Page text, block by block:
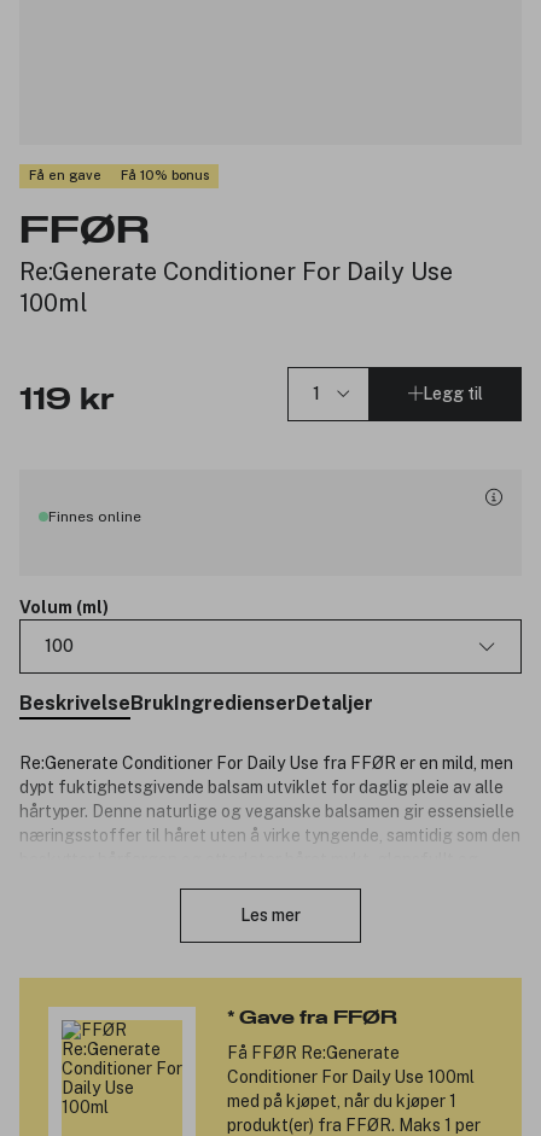
Få en gave Få 10% bonus
FFØR
Re:Generate Conditioner For Daily Use
100ml
119 kr Legg til
Finnes online
Volum (ml)
100
BeskrivelseBrukIngredienserDetaljer
Re:Generate Conditioner For Daily Use fra FFØR er en mild, men
dypt fuktighetsgivende balsam utviklet for daglig pleie av alle
hårtyper. Denne naturlige og veganske balsamen gir essensielle
næringsstoffer til håret uten å virke tyngende, samtidig som den
virker beroligende og oppløftende, økologisk nellikolje, med sin
intens næring og fuktighet, mens solsikkefrøolje beskytter
hårfargen og hjelper mot skade fra frie radikaler. Passer for
normalt, tørt, oljete, krøllete eller fint hår – en skånsom, men
effektiv balsam for daglig bruk.
Produktnummer:
Les mer
* Gave fra FFØR
Få FFØR Re:Generate
Conditioner For Daily Use 100ml
med på kjøpet, når du kjøper 1
produkt(er) fra FFØR. Maks 1 per